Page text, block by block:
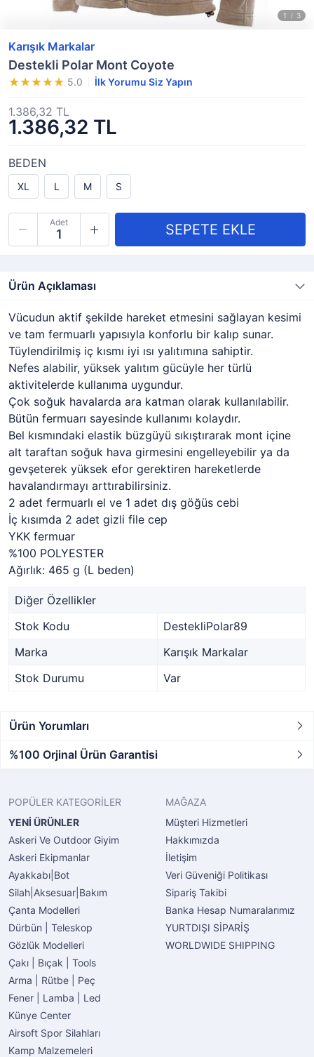
Karışık Markalar
Destekli Polar Mont Coyote
5.0 İlk Yorumu Siz Yapın
1.386,32 TL
1.386,32 TL
BEDEN
XL L M S
Adet
Ürün Açıklaması
Vücudun aktif şekilde hareket etmesini sağlayan kesimi
ve tam fermuarlı yapısıyla konforlu bir kalıp sunar.
Tüylendirilmiş iç kısmı iyi ısı yalıtımına sahiptir.
Nefes alabilir, yüksek yalıtım gücüyle her türlü
aktivitelerde kullanıma uygundur.
Çok soğuk havalarda ara katman olarak kullanılabilir.
Bütün fermuarı sayesinde kullanımı kolaydır.
Bel kısmındaki elastik büzgüyü sıkıştırarak mont içine
alt taraftan soğuk hava girmesini engelleyebilir ya da
gevşeterek yüksek efor gerektiren hareketlerde
havalandırmayı arttırabilirsiniz.
2 adet fermuarlı el ve 1 adet dış göğüs cebi
İç kısımda 2 adet gizli file cep
YKK fermuar
%100 POLYESTER
Ağırlık: 465 g (L beden)
Diğer Özellikler
Stok Kodu
DestekliPolar89
Marka
Karışık Markalar
Stok Durumu
Var
Ürün Yorumları
%100 Orjinal Ürün Garantisi
POPÜLER KATEGORİLER
YENİ ÜRÜNLER
Askeri Ve Outdoor Giyim
Askeri Ekipmanlar
Ayakkabı|Bot
Silah|Aksesuar|Bakım
Çanta Modelleri
Dürbün | Teleskop
Gözlük Modelleri
Çakı | Bıçak | Tools
Arma | Rütbe | Peç
Fener | Lamba | Led
Künye Center
Airsoft Spor Silahları
Kamp Malzemeleri
MAĞAZA
Müşteri Hizmetleri
Hakkımızda
İletişim
Veri Güveniği Politikası
Sipariş Takibi
Banka Hesap Numaralarımız
YURTDIŞI SİPARİŞ
WORLDWIDE SHIPPING